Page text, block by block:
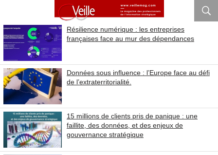
Résilience numérique : les entreprises
françaises face au mur des dépendances
Données sous influence : l’Europe face au défi
de l’extraterritorialité.
15 millions de clients pris de panique : une
faillite, des données, et des enjeux de
gouvernance stratégique